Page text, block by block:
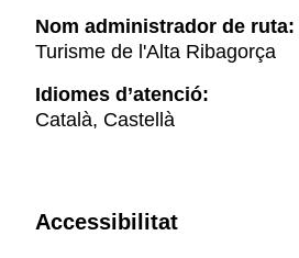
Nom administrador de ruta:
Turisme de l'Alta Ribagorça
Idiomes d’atenció:
Català, Castellà
Accessibilitat